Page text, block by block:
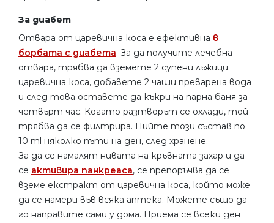
За диабет
Отвара от царевична коса е ефективна в
борбата с диабета. За да получите лечебна
отвара, трябва да вземете 2 супени лъжици.
царевична коса, добавете 2 чаши преварена вода
и след това оставете да къкри на парна баня за
четвърт час. Когато разтворът се охлади, той
трябва да се филтрира. Пийте този състав по
10 ml няколко пъти на ден, след хранене.
За да се намалят нивата на кръвната захар и да
се активира панкреаса, се препоръчва да се
вземе екстракт от царевична коса, който може
да се намери във всяка аптека. Можете също да
го направите сами у дома. Приема се всеки ден